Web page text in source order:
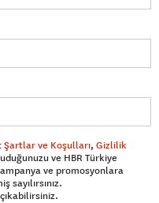
Şartlar ve Koşulları, Gizlilik
ve HBR Türkiye
ve promosyonlara